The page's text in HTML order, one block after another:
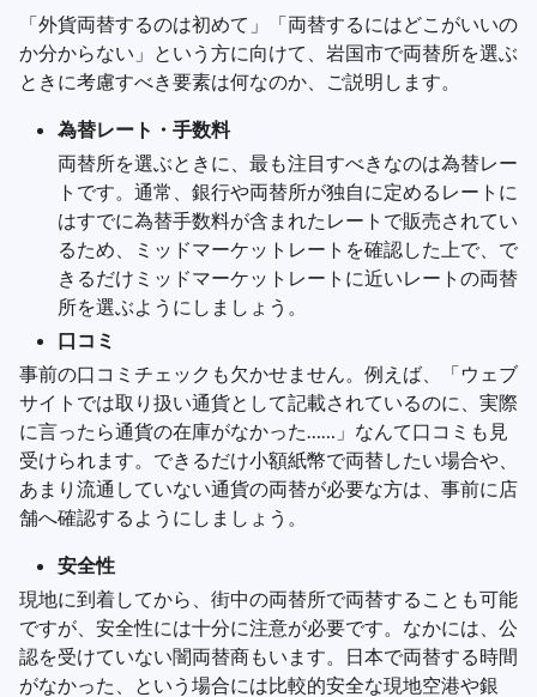
「外貨両替するのは初めて」「両替するにはどこがいいの
か分からない」という方に向けて、岩国市で両替所を選ぶ
ときに考慮すべき要素は何なのか、ご説明します。
為替レート・手数料
両替所を選ぶときに、最も注目すべきなのは為替レー
トです。通常、銀行や両替所が独自に定めるレートに
はすでに為替手数料が含まれたレートで販売されてい
るため、ミッドマーケットレートを確認した上で、で
きるだけミッドマーケットレートに近いレートの両替
所を選ぶようにしましょう。
口コミ
事前の口コミチェックも欠かせません。例えば、「ウェブ
サイトでは取り扱い通貨として記載されているのに、実際
に言ったら通貨の在庫がなかった……」なんて口コミも見
受けられます。できるだけ小額紙幣で両替したい場合や、
あまり流通していない通貨の両替が必要な方は、事前に店
舗へ確認するようにしましょう。
安全性
現地に到着してから、街中の両替所で両替することも可能
ですが、安全性には十分に注意が必要です。なかには、公
認を受けていない闇両替商もいます。日本で両替する時間
がなかった、という場合には比較的安全な現地空港や銀